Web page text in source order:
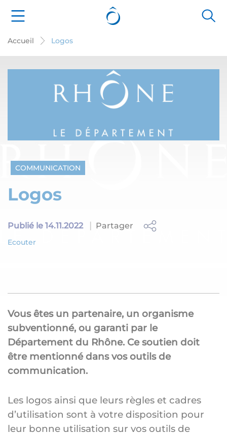
Accueil Logos
COMMUNICATION
Logos
Publié le 14.11.2022 Partager
Ecouter
Vous êtes un partenaire, un organisme
subventionné, ou garanti par le
Département du Rhône. Ce soutien doit
être mentionné dans vos outils de
communication.
Les logos ainsi que leurs règles et cadres
d’utilisation sont à votre disposition pour
leur bonne utilisation sur vos outils de